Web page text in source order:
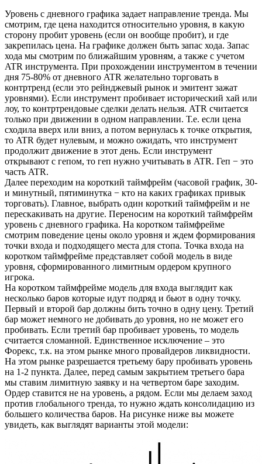
Уровень с дневного графика задает направление тренда. Мы
смотрим, где цена находится относительно уровня, в какую
сторону пробит уровень (если он вообще пробит), и где
закрепилась цена. На графике должен быть запас хода. Запас
хода мы смотрим по ближайшим уровням, а также с учетом
ATR инструмента. При прохождении инструментом в течении
дня 75-80% от дневного ATR желательно торговать в
контртренд (если это рейнджевый рынок и эмитент зажат
уровнями). Если инструмент пробивает исторический хай или
лоу, то контртрендовые сделки делать нельзя. ATR считается
только при движении в одном направлении. Т.е. если цена
сходила вверх или вниз, а потом вернулась к точке открытия,
то ATR будет нулевым, и можно ожидать, что инструмент
продолжит движение в этот день. Если инструмент
открывают с гепом, то геп нужно учитывать в ATR. Геп − это
часть ATR.
Далее переходим на короткий таймфрейм (часовой график, 30-
и минутный, пятиминутка − кто на каких графиках привык
торговать). Главное, выбрать один короткий таймфрейм и не
перескакивать на другие. Переносим на короткий таймфрейм
уровень с дневного графика. На коротком таймфрейме
смотрим поведение цены около уровня и ждем формирования
точки входа и подходящего места для стопа. Точка входа на
коротком таймфрейме представляет собой модель в виде
уровня, сформированного лимитным ордером крупного
игрока.
На коротком таймфрейме модель для входа выглядит как
несколько баров которые идут подряд и бьют в одну точку.
Первый и второй бар должны бить точно в одну цену. Третий
бар может немного не добивать до уровня, но не может его
пробивать. Если третий бар пробивает уровень, то модель
считается сломанной. Единственное исключение – это
Форекс, т.к. на этом рынке много провайдеров ликвидности.
На этом рынке разрешается третьему бару пробивать уровень
на 1-2 пункта. Далее, перед самым закрытием третьего бара
мы ставим лимитную заявку и на четвертом баре заходим.
Ордер ставится не на уровень, а рядом. Если мы делаем заход
против глобального тренда, то нужно ждать консолидацию из
большего количества баров. На рисунке ниже вы можете
увидеть, как выглядят варианты этой модели: